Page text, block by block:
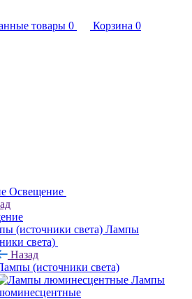
товары 0 Корзина 0
Освещение
Лампы
света)
Назад
(источники света)
Лампы